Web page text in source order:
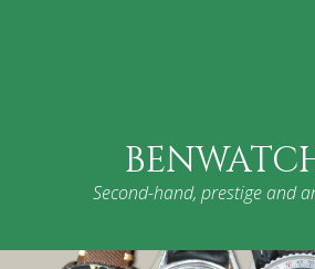
Second-hand, prestige and